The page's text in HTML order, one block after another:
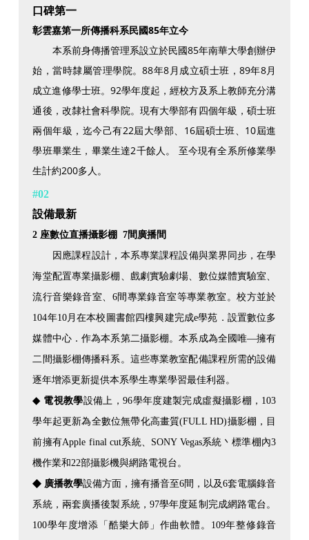
口碑第一
彰雲嘉第一所傳播科系民國85年立今
本系前身傳播管理系設立於民國85年南華大學創辦伊
始，當時隸屬管理學院。88年8月成立碩士班，89年8月
成立進修學士班。92學年度起，經校方及系上教師充分溝
通後，改隸社會科學院。現有大學部有四個年級，碩士班
兩個年級，迄今己有22屆大學部、16屆碩士班、10屆進
學班畢業生，畢業生達2千餘人。 至今現有全系所修業學
生計約200多人。
#02
設備最新
2 座數位直播攝影棚 7間廣播間
因應課程設計，本系專業課程設備與業界同步，在學
海堂配置專業攝影棚、戲劇實驗劇場、數位媒體實驗室、
流行音樂錄音室、6間專業錄音室等專業教室。校方並於
104年10月在本校圖書館四樓興建完成e學苑．設置數位多
媒體中心．作為本系第二攝影棚。本系成為全國唯—擁有
二間攝影棚傳播科系。這些專業教室配備課程所需的設備
逐年增添更新提供本系學生專業學習最佳利器。
◆ 電視教學設備上，96學年度建製完成虛擬攝影棚，103
學年起更新為全數位無帶化高畫質(FULL HD)攝影棚，目
前擁有Apple final cut系統、SONY Vegas系統丶標準棚內3
機作業和22部攝影機與網路電視台。
◆ 廣播教學設備方面，擁有播音至6間，以及6套電腦錄音
系統，兩套廣播後製系統，97學年度延制完成網路電台。
100學年度增添「酷樂大師」作曲軟體。109年整修錄音